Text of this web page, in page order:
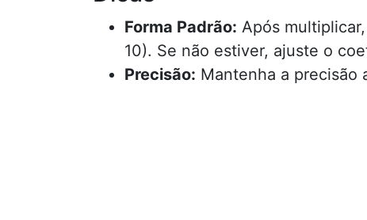
Forma Padrão: Após
10). Se não estiver, ajuste o
Precisão: Mantenha a precisão